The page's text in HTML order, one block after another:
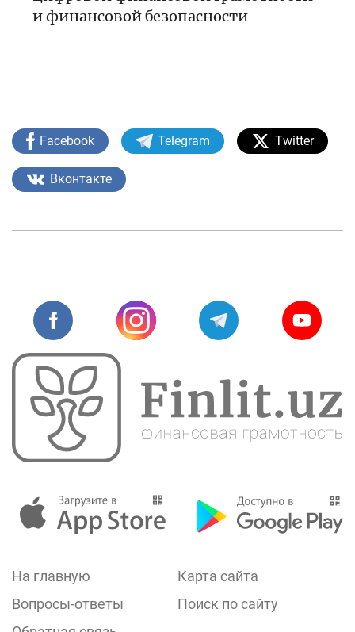
и финансовой безопасности
Facebook Telegram Twitter
Вконтакте
На главную
Карта сайта
Вопросы-ответы
Поиск по сайту